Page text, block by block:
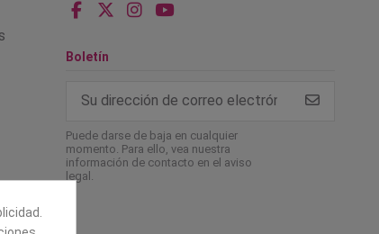
Boletín
Puede darse de baja en cualquier
momento. Para ello, vea nuestra
información de contacto en el aviso
legal.